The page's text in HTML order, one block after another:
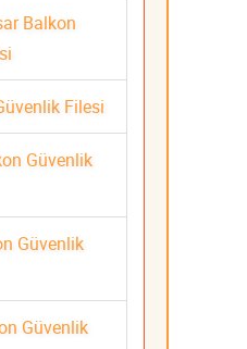
Balkon
Filesi
Güvenlik
Güvenlik
Güvenlik